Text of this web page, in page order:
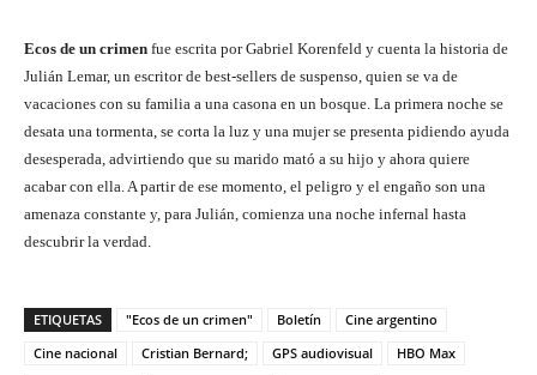
Ecos de un crimen fue escrita por Gabriel Korenfeld y cuenta la historia de
Julián Lemar, un escritor de best-sellers de suspenso, quien se va de
vacaciones con su familia a una casona en un bosque. La primera noche se
desata una tormenta, se corta la luz y una mujer se presenta pidiendo ayuda
desesperada, advirtiendo que su marido mató a su hijo y ahora quiere
acabar con ella. A partir de ese momento, el peligro y el engaño son una
amenaza constante y, para Julián, comienza una noche infernal hasta
descubrir la verdad.
ETIQUETAS "Ecos de un crimen" Boletín
Cine argentino
Cine nacional
Cristian Bernard; GPS audiovisual
HBO Max